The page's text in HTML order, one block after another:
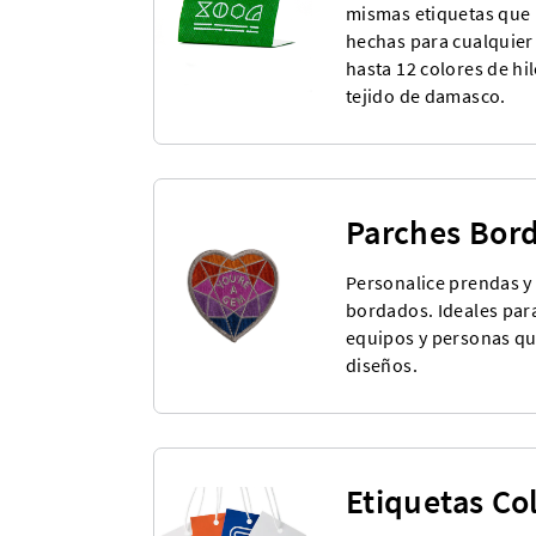
mismas etiquetas
hechas para
hasta 12 colores de
tejido de damasco.
Parches
Personalice prendas
bordados. Ideales
equipos y personas
diseños.
Etiquetas